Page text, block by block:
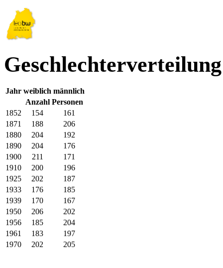
Jahr weiblich männlich
Anzahl Personen
1852
154
161
1871
188
206
1880
204
192
1890
204
176
1900
211
171
1910
200
196
1925
202
187
1933
176
185
1939
170
167
1950
206
202
1956
185
204
1961
183
197
1970
202 205